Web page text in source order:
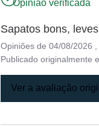
Opinião verificada
Sapatos bons,
Opiniões de04/08/2026
Publicado originalmente
Ver a avaliação